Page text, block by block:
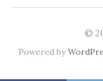
©
Powered by